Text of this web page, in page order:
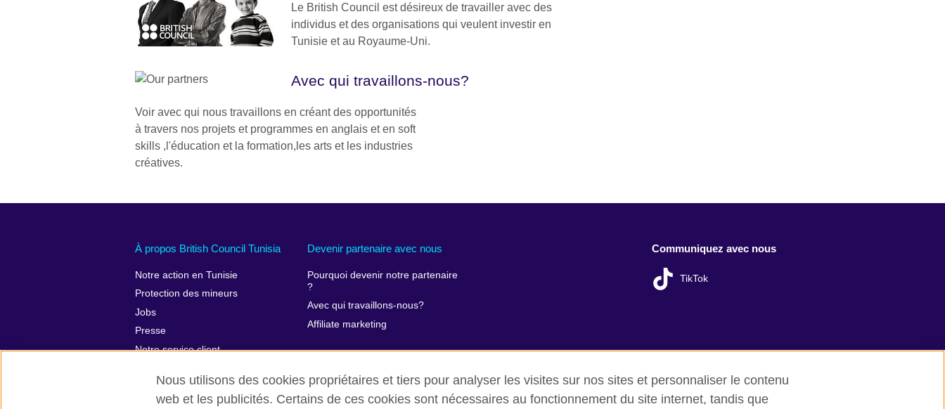
Le British Council est désireux de travailler avec des
individus et des organisations qui veulent investir en
Tunisie et au Royaume-Uni.
Avec qui travaillons-nous?
Voir avec qui nous travaillons en créant des opportunités
à travers nos projets et programmes en anglais et en soft
skills ,l'éducation et la formation,les arts et les industries
créatives.
À propos British Council Tunisia
Notre action en Tunisie
Protection des mineurs
Jobs
Presse
Notre service client
des données
Devenir partenaire avec nous
Pourquoi devenir notre partenaire
?
Avec qui travaillons-nous?
Affiliate marketing
Communiquez avec nous
TikTok
Nous utilisons des cookies propriétaires et tiers pour analyser les visites sur nos sites et personnaliser le contenu
web et les publicités. Certains de ces cookies sont nécessaires au fonctionnement du site internet, tandis que